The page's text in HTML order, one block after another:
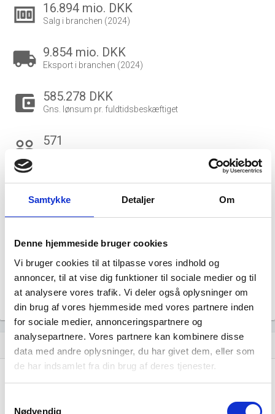
Samtykke Detaljer Om
Denne hjemmeside bruger cookies
Vi bruger cookies til at tilpasse vores indhold og
annoncer, til at vise dig funktioner til sociale medier og til
at analysere vores trafik. Vi deler også oplysninger om
din brug af vores hjemmeside med vores partnere inden
for sociale medier, annonceringspartnere og
analysepartnere. Vores partnere kan kombinere disse
data med andre oplysninger, du har givet dem, eller som
de har indsamlet fra din brug af deres tjenester.
Nødvendig
money 16.894 mio. DKK
Salg i branchen (2024)
local_shipping 9.854 mio. DKK
Eksport i branchen (2024)
account_balance_wallet 585.278 DKK
Gns. lønsum pr. fuldtidsbeskæftiget
people_outline 571
group 557
Fuldtidsbeskæftigede i branchen
Beskæftigede kvinder i branchen
431
Beskæftigede mænd i branchen
Gå tilUdvidet brancheanalysefor historiske data.
Nye og ophørte virksomheder pr. år